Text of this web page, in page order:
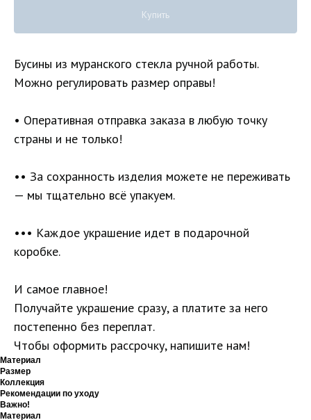
Купить
Бусины из муранского стекла ручной работы.
Можно регулировать размер оправы!
• Оперативная отправка заказа в любую точку
страны и не только!
•• За сохранность изделия можете не переживать
— мы тщательно всё упакуем.
••• Каждое украшение идет в подарочной
коробке.
И самое главное!
Получайте украшение сразу, а платите за него
постепенно без переплат.
Чтобы оформить рассрочку, напишите нам!
Материал
Размер
Коллекция
Рекомендации по уходу
Важно!
Материал